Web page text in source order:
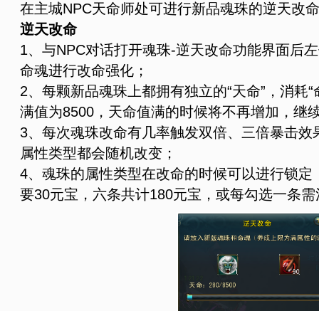
在主城NPC天命师处可进行新品魂珠的逆天改
逆天改命
1、与NPC对话打开魂珠-逆天改命功能界面后
命魂进行改命强化；
2、每颗新品魂珠上都拥有独立的“天命”，消耗
满值为8500，天命值满的时候将不再增加，继
3、每次魂珠改命有几率触发双倍、三倍暴击
属性类型都会随机改变；
4、魂珠的属性类型在改命的时候可以进行锁
要30元宝，六条共计180元宝，或每勾选一条需